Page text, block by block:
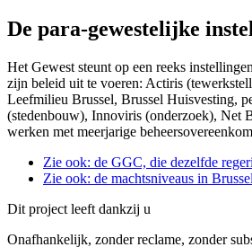
De para-gewestelijke
Het Gewest steunt op een reeks
zijn beleid uit te voeren: Actiris
Leefmilieu Brussel, Brussel Huisvesting,
(stedenbouw), Innoviris (onderzoek), Net
werken met meerjarige
Zie ook: de GGC, die dezelfde
Zie ook: de machtsniveaus in Brussel
Dit project leeft dankzij u
Onafhankelijk, zonder reclame, zonder